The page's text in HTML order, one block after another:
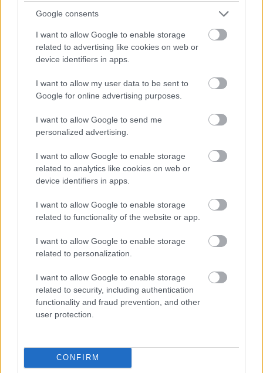
Google consents
I want to allow Google to enable storage
related to advertising like cookies on web or
device identifiers in apps.
I want to allow my user data to be sent to
Google for online advertising purposes.
I want to allow Google to send me
personalized advertising.
I want to allow Google to enable storage
related to analytics like cookies on web or
device identifiers in apps.
I want to allow Google to enable storage
related to functionality of the website or app.
I want to allow Google to enable storage
related to personalization.
I want to allow Google to enable storage
related to security, including authentication
functionality and fraud prevention, and other
user protection.
CONFIRM
δύο πρώτους καταρράκτες του. Αν θέλεις να το
εξερευνήσεις ολόκληρο, το
δύο σούπερ ενδιαφέρουσες προτάσεις, ένα 5ωρο
river trekking στα 65€ το άτομο και ένα 4ωρο
Πληροφορίες και κρατήσειςεδώ.